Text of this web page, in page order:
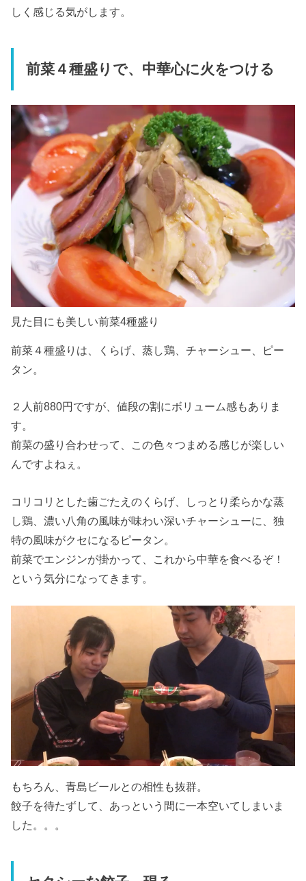
しく感じる気がします。
前菜４種盛りで、中華心に火をつける
見た目にも美しい前菜4種盛り
前菜４種盛りは、くらげ、蒸し鶏、チャーシュー、ピー
タン。
２人前880円ですが、値段の割にボリューム感もありま
す。
前菜の盛り合わせって、この色々つまめる感じが楽しい
んですよねぇ。
コリコリとした歯ごたえのくらげ、しっとり柔らかな蒸
し鶏、濃い八角の風味が味わい深いチャーシューに、独
特の風味がクセになるピータン。
前菜でエンジンが掛かって、これから中華を食べるぞ！
という気分になってきます。
もちろん、青島ビールとの相性も抜群。
餃子を待たずして、あっという間に一本空いてしまいま
した。。。